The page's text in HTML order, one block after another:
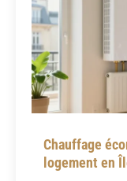
Chauffage
logement en